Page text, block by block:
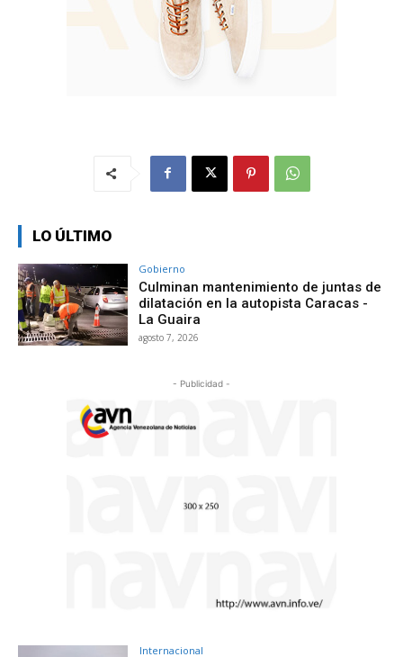
LO ÚLTIMO
Gobierno
Culminan mantenimiento de juntas de
dilatación en la autopista Caracas -
La Guaira
agosto 7, 2026
- Publicidad -
Internacional